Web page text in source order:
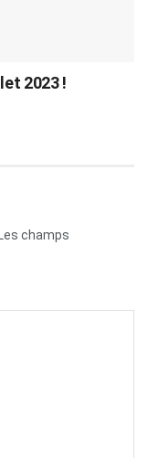
2023 !
Les champs